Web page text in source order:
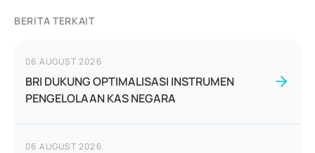
BERITA TERKAIT
06 AUGUST 2026
BRI DUKUNG OPTIMALISASI INSTRUMEN
PENGELOLAAN KAS NEGARA
06 AUGUST 2026